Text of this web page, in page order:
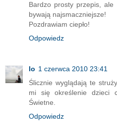
Bardzo prosty przepis,
bywają najsmaczniejsze!
Pozdrawiam ciepło!
Odpowiedz
lo 1 czerwca 2010 23:41
Ślicznie wyglądają te
mi się określenie dzieci
Świetne.
Odpowiedz